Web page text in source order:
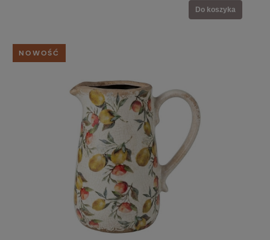
Do koszyka
NOWOŚĆ